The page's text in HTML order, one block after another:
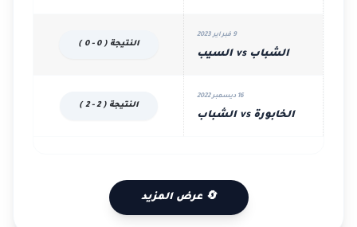
9 فبراير 2023
الشباب vs السيب
النتيجة ( 0 - 0 )
16 ديسمبر 2022
الخابورة vs الشباب
النتيجة ( 2 - 2 )
🔄 عرض المزيد